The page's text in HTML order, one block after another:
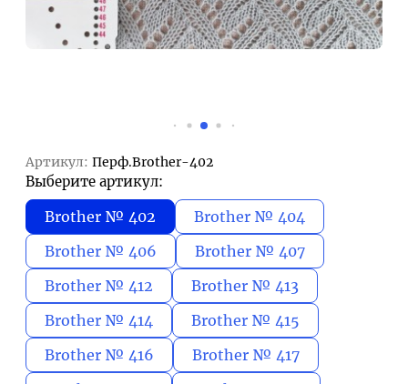
Артикул: Перф.Brother-402
Выберите артикул:
Brother № 402
Brother № 404
Brother № 406
Brother № 407
Brother № 412
Brother № 413
Brother № 414
Brother № 415
Brother № 416
Brother № 417